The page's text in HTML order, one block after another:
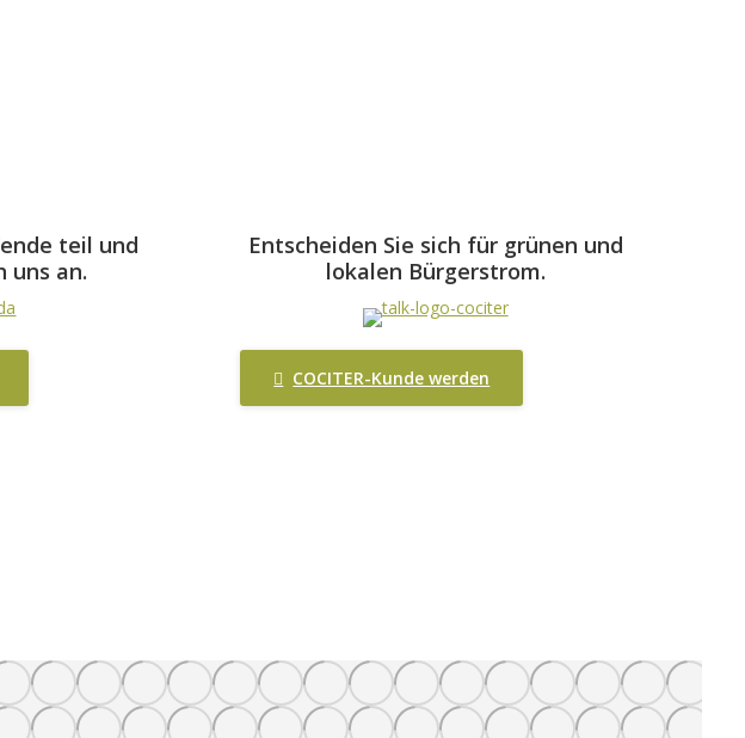
teil und
uns an.
Entscheiden Sie sich für grünen und
lokalen Bürgerstrom.
COCITER-Kunde werden